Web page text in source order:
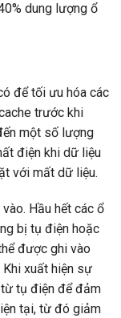
dung lượng ổ
để tối ưu hóa các
trước khi
một số lượng
điện khi dữ liệu
với mất dữ liệu.
Hầu hết các ổ
bị tụ điện hoặc
được ghi vào
xuất hiện sự
từ tụ điện để đảm
tại, từ đó giảm